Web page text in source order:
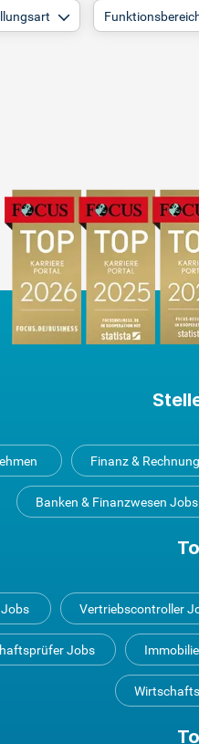
Finanz &
Banken & Finanzwesen Jobs
Vertriebscontroller
Jobs